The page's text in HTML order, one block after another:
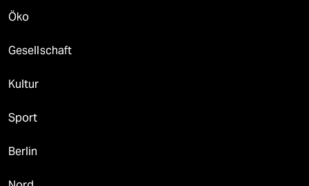
Öko
Gesellschaft
Kultur
Sport
Berlin